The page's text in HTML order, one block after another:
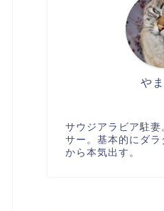
や
サウジアラビア駐妻
サー。基本的にダラ
から本気出す。